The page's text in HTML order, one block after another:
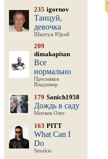
235 igornov
Танцуй,
девочка
Шкитун Юрий
209
dimakapitan
Все
нормально
Пресняков
Владимир
179 Sanich1958
Дождь в саду
Митяев Олег
163 PITT
What Can I
Do
Smokie